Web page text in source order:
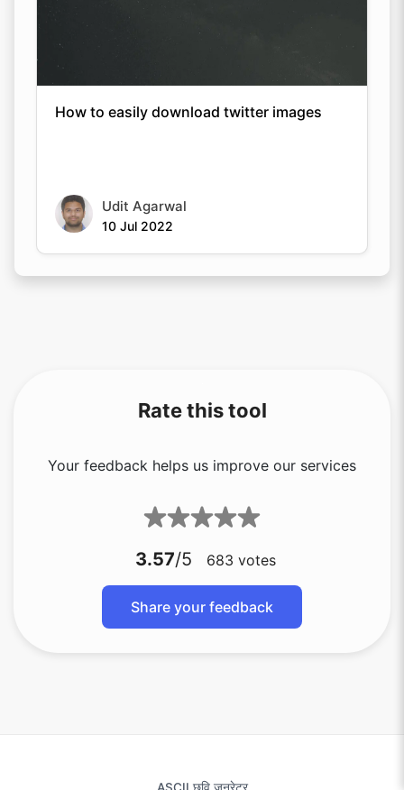
How to easily download twitter images
Udit Agarwal
10 Jul 2022
Rate this tool
Your feedback helps us improve our services
3.57/5 683 votes
Share your feedback